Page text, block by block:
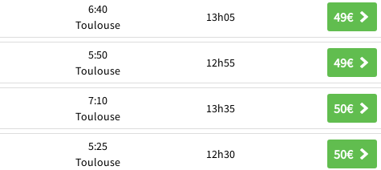
6:40
Toulouse
13h05 49€
5:50
Toulouse
12h55 49€
7:10
Toulouse
13h35 50€
5:25
Toulouse
12h30 50€